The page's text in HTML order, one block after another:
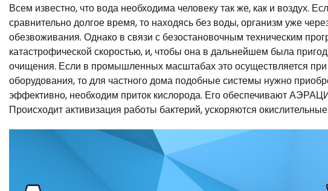
Всем известно, что вода необходима человеку так же, как и воздух.
сравнительно долгое время, то находясь без воды, организм уже
обезвоживания. Однако в связи с безостановочным техническим
катастрофической скоростью, и, чтобы она в дальнейшем была
очищения. Если в промышленных масштабах это осуществляется
оборудования, то для частного дома подобные системы нужно
эффективно, необходим приток кислорода. Его обеспечивают
Происходит активизация работы бактерий, ускоряются